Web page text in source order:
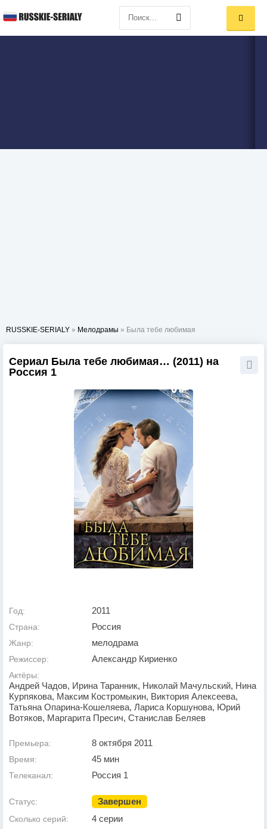
RUSSKIE-SERIALY » Мелодрамы » Была тебе любимая
Сериал Была тебе любимая… (2011) на
Россия 1
Год: 2011
Страна: Россия
Жанр: мелодрама
Режиссер: Александр Кириенко
Актёры:
Андрей Чадов, Ирина Таранник, Николай Мачульский, Нина
Курпякова, Максим Костромыкин, Виктория Алексеева,
Татьяна Опарина-Кошеляева, Лариса Коршунова, Юрий
Вотяков, Маргарита Пресич, Станислав Беляев
Премьера: 8 октября 2011
Время: 45 мин
Телеканал: Россия 1
Статус: Завершен
Сколько серий: 4 серии